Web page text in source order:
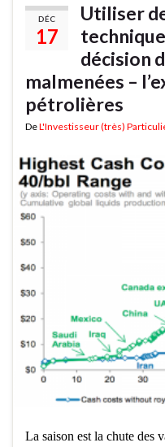
DÉC
17
Utiliser
décision
malmenées –
pétrolières
DeL'Investisseur (très)
La saison est la chute des